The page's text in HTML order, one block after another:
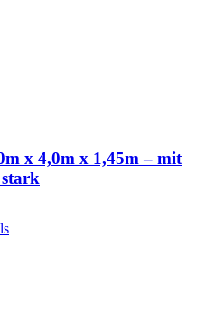
x 4,0m x 1,45m – mit